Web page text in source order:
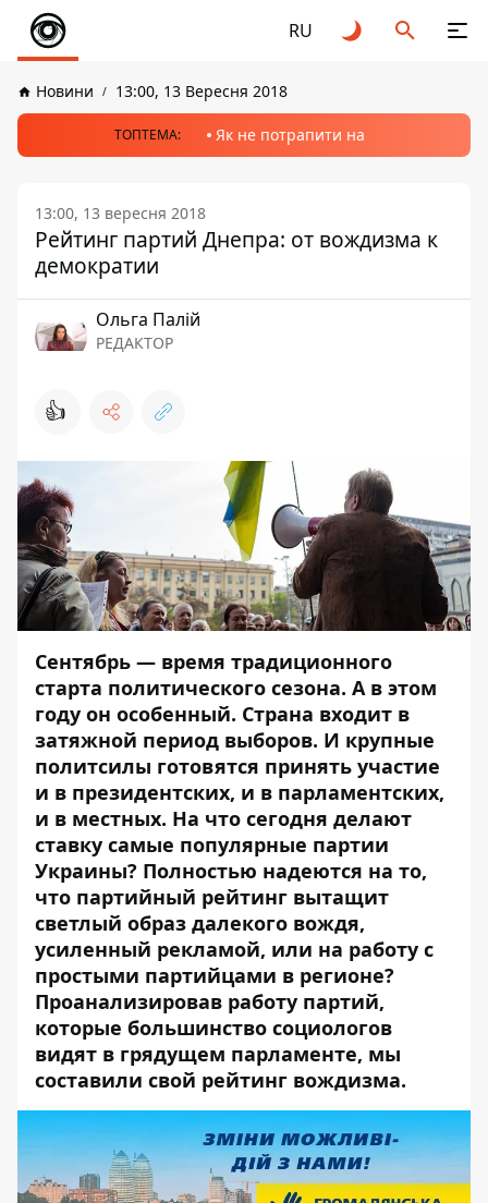
RU
Новини 13:00, 13 Вересня 2018
ТОПТЕМА: Як не потрапити на
13:00, 13 вересня 2018
Рейтинг партий Днепра: от вождизма к
демократии
Ольга Палій
РЕДАКТОР
👍
Сентябрь — время традиционного
старта политического сезона. А в этом
году он особенный. Страна входит в
затяжной период выборов. И крупные
политсилы готовятся принять участие
и в президентских, и в парламентских,
и в местных. На что сегодня делают
ставку самые популярные партии
Украины? Полностью надеются на то,
что партийный рейтинг вытащит
светлый образ далекого вождя,
усиленный рекламой, или на работу с
простыми партийцами в регионе?
Проанализировав работу партий,
которые большинство социологов
видят в грядущем парламенте, мы
составили свой рейтинг вождизма.